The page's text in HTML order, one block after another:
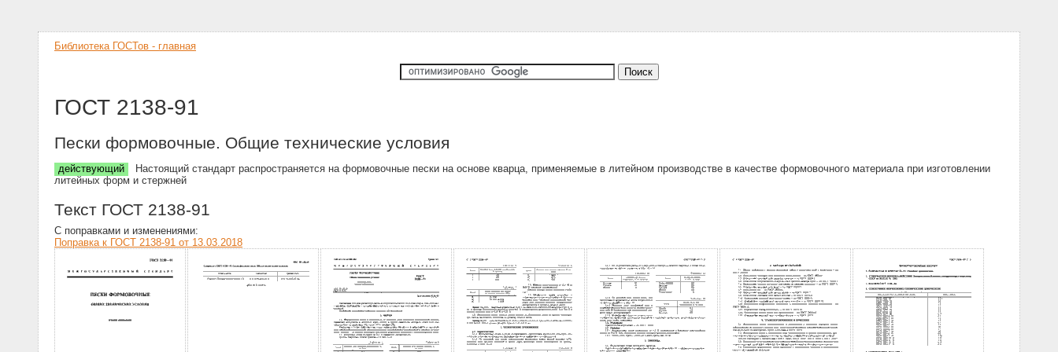
Библиотека ГОСТов - главная
ГОСТ 2138-91
Пески формовочные. Общие технические условия
действующий
Настоящий стандарт распространяется на формовочные пески на основе кварца, применяемые в литейном производстве в качестве формовочного материала при изготовлении
литейных форм и стержней
Текст ГОСТ 2138-91
С поправками и изменениями:
Поправка к ГОСТ 2138-91 от 13.03.2018